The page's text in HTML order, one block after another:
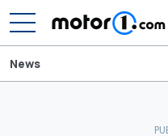
News